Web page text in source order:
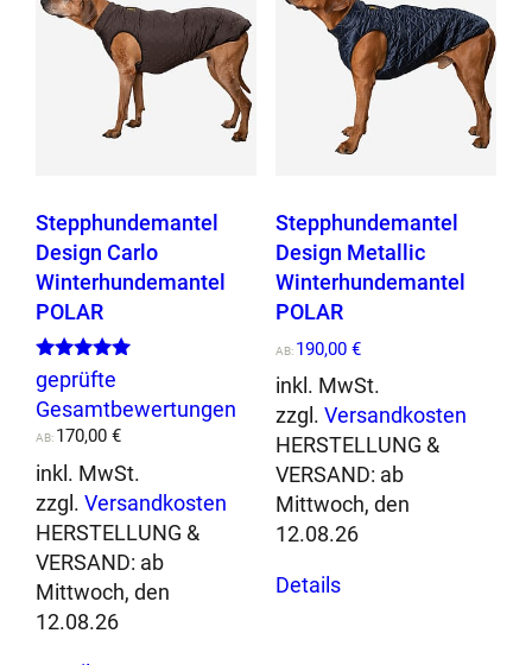
t
l
l
i
c
D
e
s
i
g
n
A
L
L
R
O
Stepphundemantel
Design Carlo
Winterhundemantel
POLAR
Bewertet mit
5.00
von 5
geprüfte
Gesamtbewertungen
AB: 170,00€
inkl. MwSt.
zzgl.Versandkosten
HERSTELLUNG &
VERSAND: ab
Mittwoch, den
12.08.26
Stepphundemantel
Design Metallic
Winterhundemantel
POLAR
AB: 190,00 €
inkl. MwSt.
zzgl. Versandkosten
HERSTELLUNG &
VERSAND: ab
Mittwoch, den
12.08.26
DetailsProdukt